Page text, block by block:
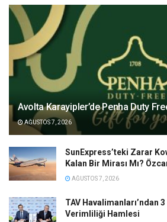
Avolta Karayipler’de Penha Duty
AĞUSTOS 7, 2026
SunExpress’teki Zarar
Kalan Bir Mirası Mı?
AĞUSTOS 7, 2026
TAV Havalimanları’ndan
Verimliliği Hamlesi